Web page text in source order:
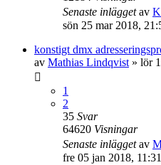
Senaste inläggetav
sön 25 mar 2018,
konstigt dmx
av Mathias Lindqvist » lör
1
2
35 Svar
64620 Visningar
Senaste inläggetav
fre 05 jan 2018, 11:31